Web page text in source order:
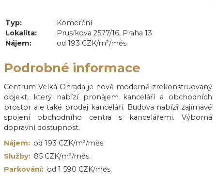
Typ:
Komerční
Lokalita:
Prusíkova 2577/16, Praha 13
Nájem:
od 193 CZK/m²/měs.
Podrobné informace
Centrum Velká Ohrada je nově moderně zrekonstruovaný
objekt, který nabízí pronájem kanceláří a obchodních
prostor ale také prodej kanceláří. Budova nabízí zajímavé
spojení obchodního centra s kancelářemi. Výborná
dopravní dostupnost.
Nájem: od 193 CZK/m²/měs.
Služby: 85 CZK/m²/měs.
Parkování: od 1 590 CZK/měs.